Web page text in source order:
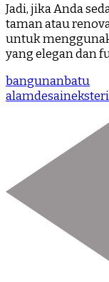
Jadi, jika Anda
taman atau
untuk
yang elegan dan
bangunanbatu
alamdesain